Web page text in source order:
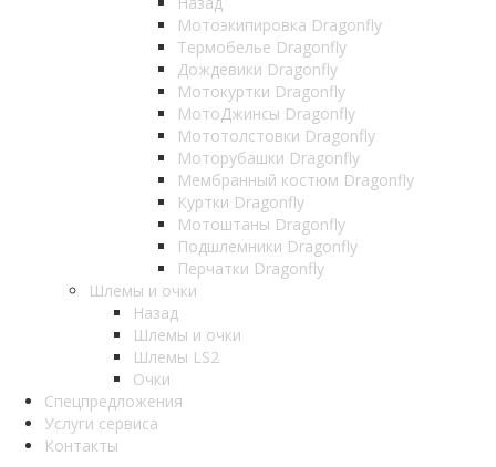
Мотоэкипировка Dragonfly
Термобелье Dragonfly
Дождевики Dragonfly
Мотокуртки Dragonfly
МотоДжинсы Dragonfly
Мототолстовки Dragonfly
Моторубашки Dragonfly
Мембранный костюм Dragonfly
Куртки Dragonfly
Мотоштаны Dragonfly
Подшлемники Dragonfly
Перчатки Dragonfly
Шлемы и очки
Назад
Шлемы и очки
Шлемы LS2
Очки
Спецпредложения
Услуги сервиса
Контакты